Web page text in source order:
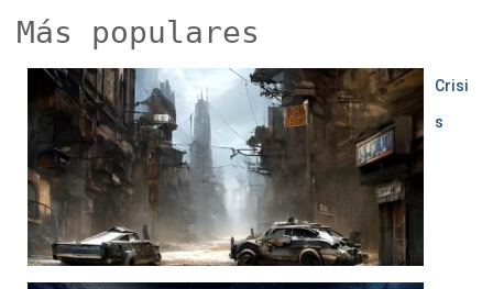
Más populares
Crisi
s